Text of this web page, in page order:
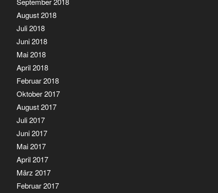
August 2018
Juli 2018
Juni 2018
Mai 2018
April 2018
Februar 2018
Oktober 2017
August 2017
Juli 2017
Juni 2017
Mai 2017
April 2017
März 2017
Februar 2017